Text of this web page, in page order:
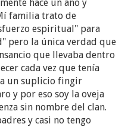
hace un año y
familia trato de
espiritual" para
pero la única verdad que
que llevaba dentro
cada vez que tenía
un suplicio fingir
y por eso soy la oveja
sin nombre del clan.
y casi no tengo